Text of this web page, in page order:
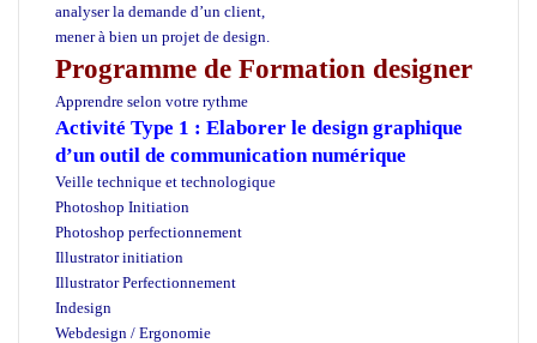
analyser la demande d’un client,
mener à bien un projet de design.
Programme de Formation designer
Apprendre selon votre rythme
Activité Type 1 : Elaborer le design graphique
d’un outil de communication numérique
Veille technique et technologique
Photoshop Initiation
Photoshop perfectionnement
Illustrator initiation
Illustrator Perfectionnement
Indesign
Webdesign / Ergonomie